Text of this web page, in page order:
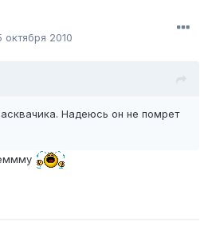
октября 2010
Надеюсь он не помрет